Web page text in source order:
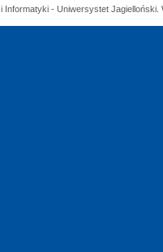
Informatyki - Uniwersystet